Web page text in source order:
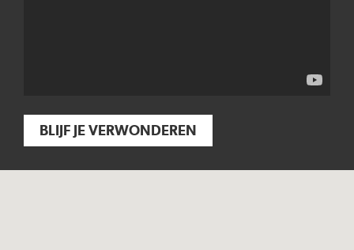
BLIJF JE VERWONDEREN